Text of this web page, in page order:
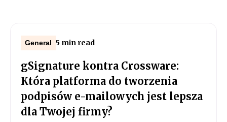
General 5 min read
gSignature kontra Crossware:
Która platforma do tworzenia
podpisów e-mailowych jest lepsza
dla Twojej firmy?